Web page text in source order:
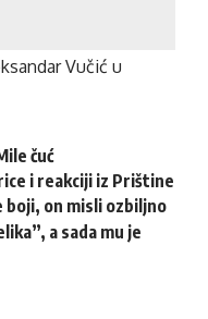
Vučić u
čuć
i reakciji iz Prištine
boji, on misli ozbiljno
a sada mu je